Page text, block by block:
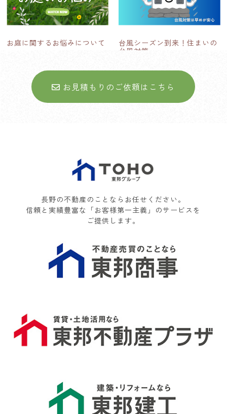
お庭に関するお悩みについて
台風シーズン到来！住まいの
台風対策
お見積もりのご依頼はこちら
長野の不動産のことならお任せください。
信頼と実績豊富な「お客様第一主義」のサービスを
ご提供します。